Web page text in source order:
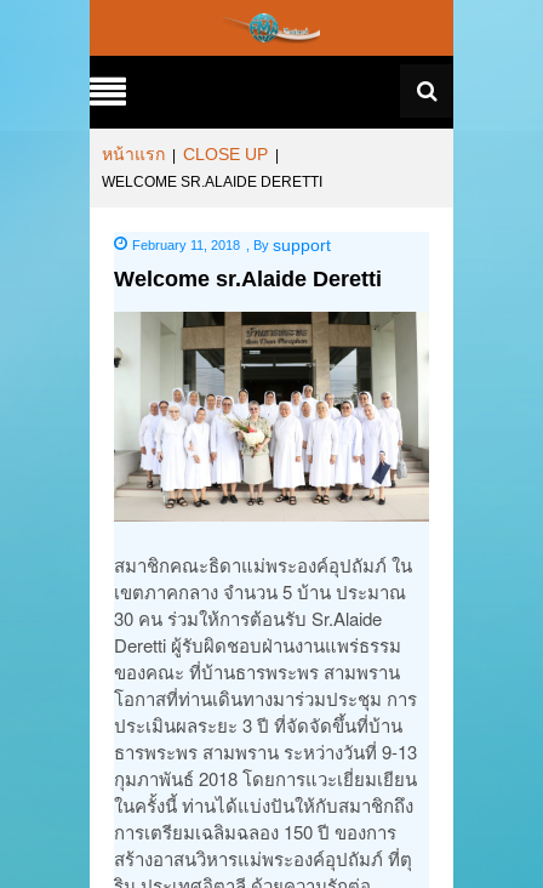
หน้าแรก CLOSE UP
WELCOME SR.ALAIDE DERETTI
February 11, 2018 By support
Welcome sr.Alaide Deretti
สมาชิกคณะธิดาแม่พระองค์อุปถัมภ์ ใน
เขตภาคกลาง จำนวน 5 บ้าน ประมาณ
30 คน ร่วมให้การต้อนรับ Sr.Alaide
Deretti ผู้รับผิดชอบฝ่านงานแพร่ธรรม
ของคณะ ที่บ้านธารพระพร สามพราน
โอกาสที่ท่านเดินทางมาร่วมประชุม การ
ประเมินผลระยะ 3 ปี ที่จัดจัดขึ้นที่บ้าน
ธารพระพร สามพราน ระหว่างวันที่ 9-13
กุมภาพันธ์ 2018 โดยการแวะเยี่ยมเยียน
ในครั้งนี้ ท่านได้แบ่งปันให้กับสมาชิกถึง
การเตรียมเฉลิมฉลอง 150 ปี ของการ
สร้างอาสนวิหารแม่พระองค์อุปถัมภ์ ที่ตุ